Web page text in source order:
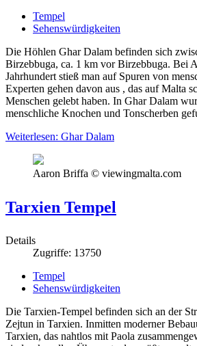
Tempel
Sehenswürdigkeiten
Die Höhlen Ghar Dalam befinden sich
Birzebbuga, ca. 1 km vor Birzebbuga. Bei
Jahrhundert stieß man auf Spuren von
Experten gehen davon aus , das auf Malta
Menschen gelebt haben. In Ghar Dalam
menschliche Knochen und Tonscherben
Weiterlesen: Ghar Dalam
Aaron Briffa © viewingmalta.com
Tarxien Tempel
Details
Zugriffe: 13750
Tempel
Sehenswürdigkeiten
Die Tarxien-Tempel befinden sich an der
Zejtun in Tarxien. Inmitten moderner
Tarxien, das nahtlos mit Paola